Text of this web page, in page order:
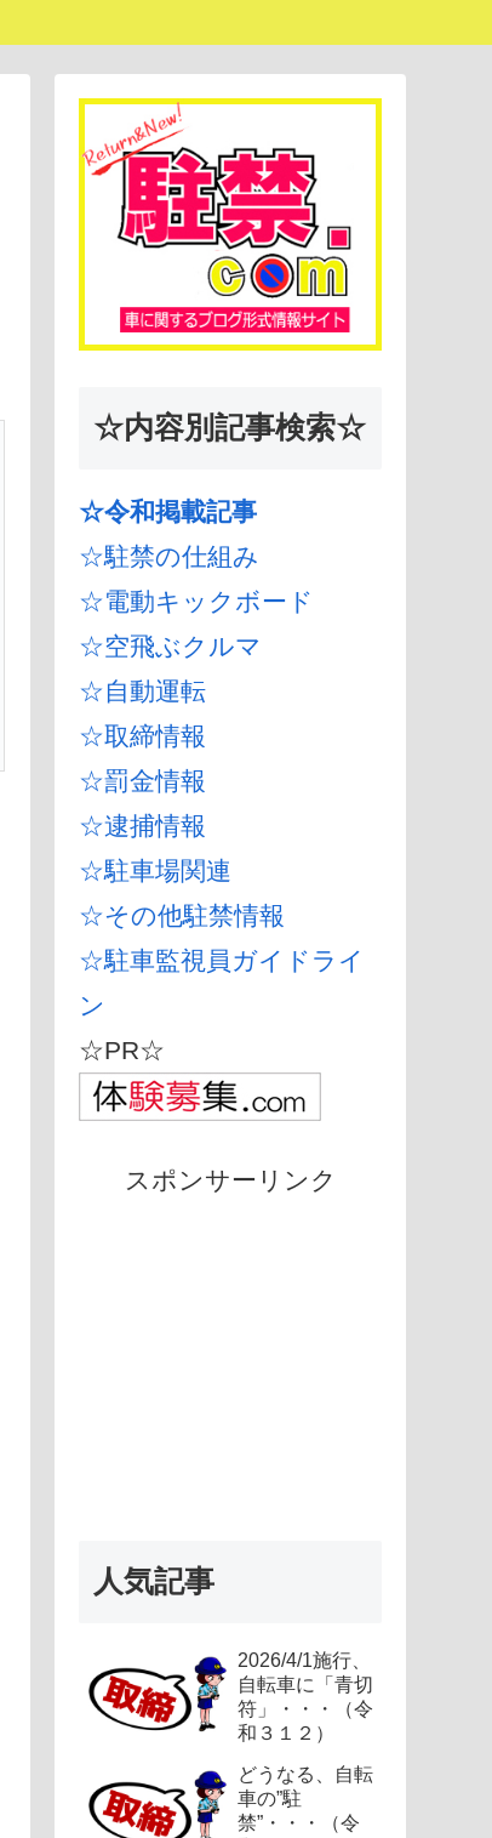
☆内容別記事検索☆
☆令和掲載記事
☆駐禁の仕組み
☆電動キックボード
☆空飛ぶクルマ
☆自動運転
☆取締情報
☆罰金情報
☆逮捕情報
☆駐車場関連
☆その他駐禁情報
☆駐車監視員ガイドライ
ン
☆PR☆
スポンサーリンク
人気記事
2026/4/1施行、
自転車に「青切
符」・・・（令
和３１２）
どうなる、自転
車の”駐
禁”・・・（令